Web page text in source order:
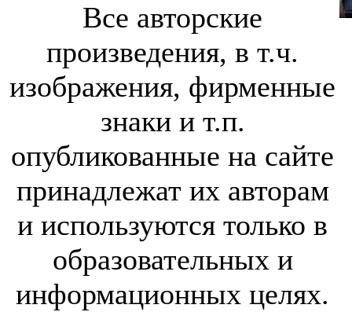
Все авторские
произведения, в т.ч.
изображения, фирменные
знаки и т.п.
опубликованные на сайте
принадлежат их авторам
и используются только в
образовательных и
информационных целях.